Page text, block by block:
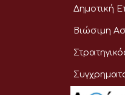
Δημοτική
Βιώσιμη